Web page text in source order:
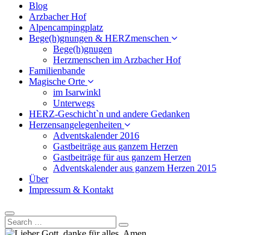
Blog
Arzbacher Hof
Alpencampingplatz
Bege(h)gnungen & HERZmenschen
Bege(h)gnugen
Herzmenschen im Arzbacher Hof
Familienbande
Magische Orte
im Isarwinkl
Unterwegs
HERZ-Geschicht`n und andere Gedanken
Herzensangelegenheiten
Adventskalender 2016
Gastbeiträge aus ganzem Herzen
Gastbeiträge für aus ganzem Herzen
Adventskalender aus ganzem Herzen 2015
Über
Impressum & Kontakt